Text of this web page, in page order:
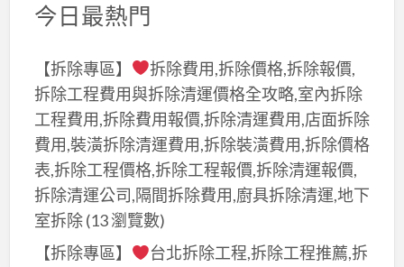
今日最熱門
【拆除專區】
拆除費用,拆除價格,拆除報價,
拆除工程費用與拆除清運價格全攻略,室內拆除
工程費用,拆除費用報價,拆除清運費用,店面拆除
費用,裝潢拆除清運費用,拆除裝潢費用,拆除價格
表,拆除工程價格,拆除工程報價,拆除清運報價,
拆除清運公司,隔間拆除費用,廚具拆除清運,地下
室拆除(13 瀏覽數)
【拆除專區】
台北拆除工程,拆除工程推薦,拆